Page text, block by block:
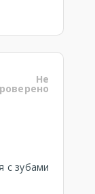
Не
с зубами